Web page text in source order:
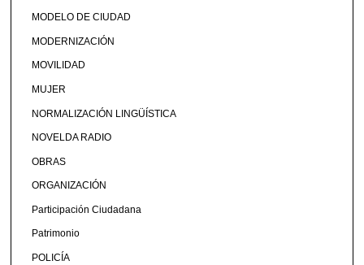
MODELO DE CIUDAD
MODERNIZACIÓN
MOVILIDAD
MUJER
NORMALIZACIÓN LINGÜÍSTICA
NOVELDA RADIO
OBRAS
ORGANIZACIÓN
Participación Ciudadana
Patrimonio
POLICÍA